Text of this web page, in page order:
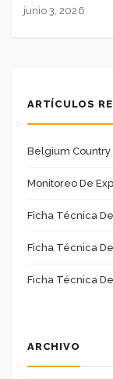
junio 3, 2026
ARTÍCULOS
Belgium Country
Monitoreo De
Ficha Técnica
Ficha Técnica
Ficha Técnica
ARCHIVO